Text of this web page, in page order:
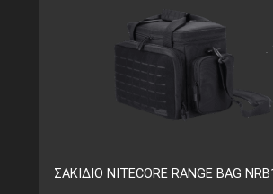
ΣΑΚΙΔΙΟ NITECORE RANGE BAG